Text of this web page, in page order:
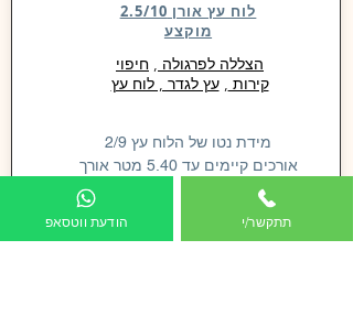
לוח עץ אורן 2.5/10
מוקצע
הצללה לפרגולה , חיפוי
קירות ,עץ לגדר , לוח עץ
מידת נטו של הלוח עץ 2/9
אורכים קיימים עד 5.40 מטר אורך
מחיר למטר רץ להתקשר הודעת ווטסאפ תתקשר/י